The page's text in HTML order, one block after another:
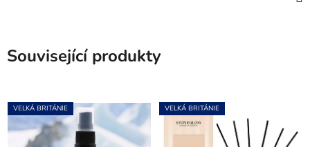
Související produkty
VELKÁ BRITÁNIE VELKÁ BRITÁNIE